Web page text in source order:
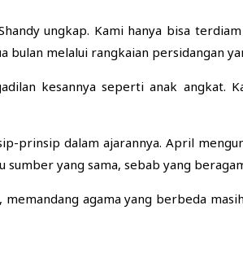
ungkap. Kami hanya bisa
bulan melalui rangkaian persidangan
kesannya seperti anak angkat.
prinsip dalam ajarannya. April
yang sama, sebab yang
agama yang berbeda